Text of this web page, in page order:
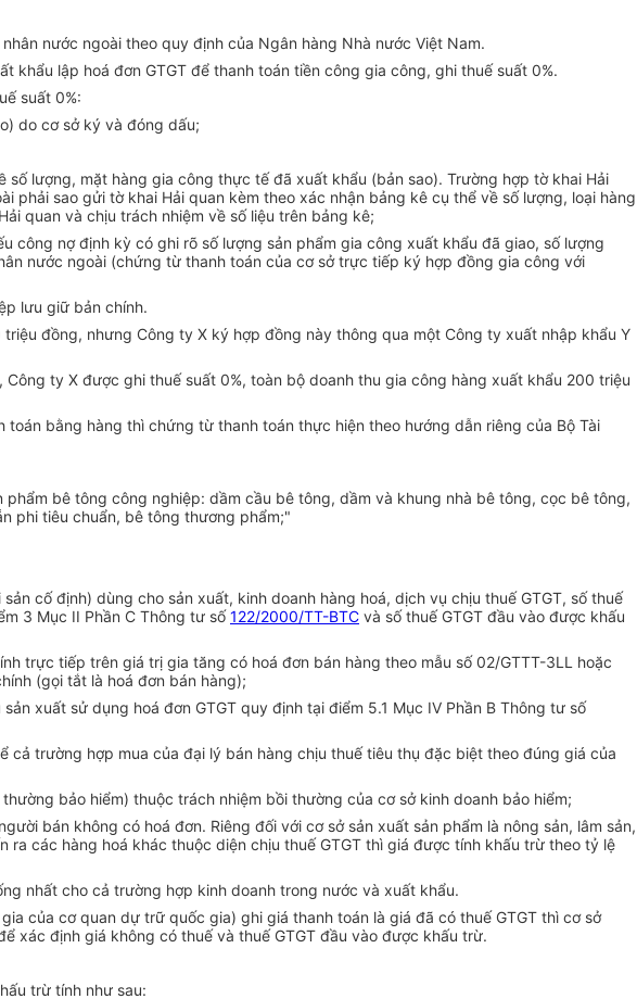
nước ngoài theo quy định của Ngân hàng Nhà nước Việt Nam.
lập hoá đơn GTGT để thanh toán tiền công gia công, ghi thuế suất 0%.
suất 0%:
do cơ sở ký và đóng dấu;
lượng, mặt hàng gia công thực tế đã xuất khẩu (bản sao). Trường hợp tờ khai Hải
sao gửi tờ khai Hải quan kèm theo xác nhận bảng kê cụ thể về số lượng, loại hàng
quan và chịu trách nhiệm về số liệu trên bảng kê;
nợ định kỳ có ghi rõ số lượng sản phẩm gia công xuất khẩu đã giao, số lượng
nước ngoài (chứng từ thanh toán của cơ sở trực tiếp ký hợp đồng gia công với
lưu giữ bản chính.
đồng, nhưng Công ty X ký hợp đồng này thông qua một Công ty xuất nhập khẩu Y
ty X được ghi thuế suất 0%, toàn bộ doanh thu gia công hàng xuất khẩu 200 triệu
bằng hàng thì chứng từ thanh toán thực hiện theo hướng dẫn riêng của Bộ Tài
bê tông công nghiệp: dầm cầu bê tông, dầm và khung nhà bê tông, cọc bê tông,
phi tiêu chuẩn, bê tông thương phẩm;"
cố định) dùng cho sản xuất, kinh doanh hàng hoá, dịch vụ chịu thuế GTGT, số thuế
3 Mục II Phần C Thông tư số122/2000/TT-BTC và số thuế GTGT đầu vào được khấu
trực tiếp trên giá trị gia tăng có hoá đơn bán hàng theo mẫu số 02/GTTT-3LL hoặc
(gọi tắt là hoá đơn bán hàng);
xuất sử dụng hoá đơn GTGT quy định tại điểm 5.1 Mục IV Phần B Thông tư số
trường hợp mua của đại lý bán hàng chịu thuế tiêu thụ đặc biệt theo đúng giá của
bảo hiểm) thuộc trách nhiệm bồi thường của cơ sở kinh doanh bảo hiểm;
bán không có hoá đơn. Riêng đối với cơ sở sản xuất sản phẩm là nông sản, lâm sản,
các hàng hoá khác thuộc diện chịu thuế GTGT thì giá được tính khấu trừ theo tỷ lệ
nhất cho cả trường hợp kinh doanh trong nước và xuất khẩu.
của cơ quan dự trữ quốc gia) ghi giá thanh toán là giá đã có thuế GTGT thì cơ sở
xác định giá không có thuế và thuế GTGT đầu vào được khấu trừ.
trừ tính như sau: